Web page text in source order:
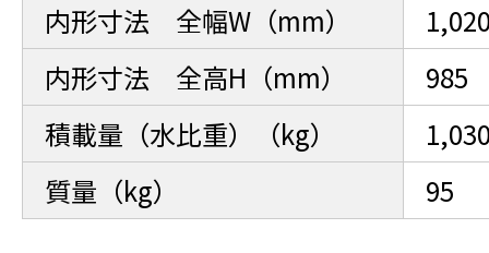
内形寸法 全幅W（mm）
内形寸法 全高H（mm）
985
積載量（水比重）（kg）
質量（kg）
95